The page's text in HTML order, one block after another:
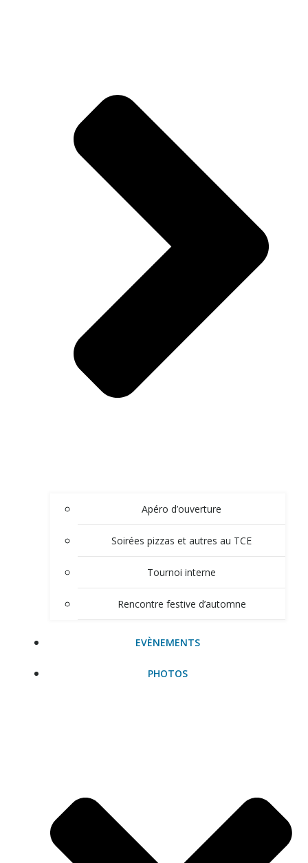
Apéro d’ouverture
Soirées pizzas et autres au TCE
Tournoi interne
Rencontre festive d’automne
EVÈNEMENTS
PHOTOS